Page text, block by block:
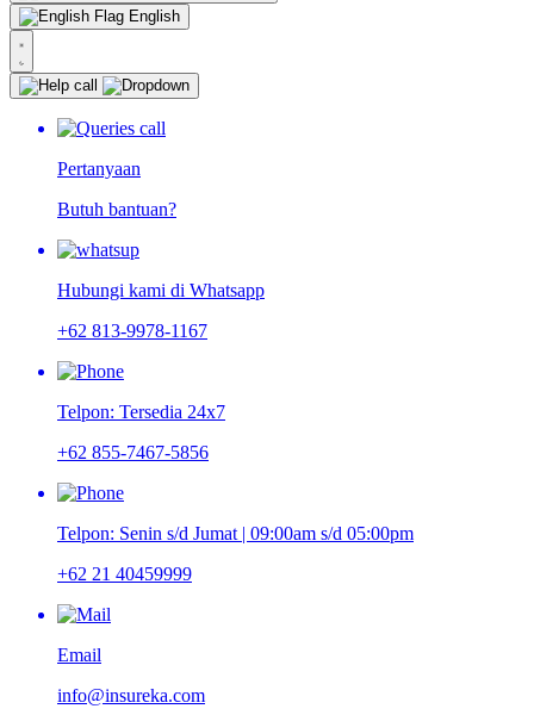
English
Pertanyaan
Butuh bantuan?
Hubungi kami di Whatsapp
+62 813-9978-1167
Telpon: Tersedia 24x7
+62 855-7467-5856
Telpon: Senin s/d Jumat | 09:00am s/d 05:00pm
+62 21 40459999
Email
info@insureka.com